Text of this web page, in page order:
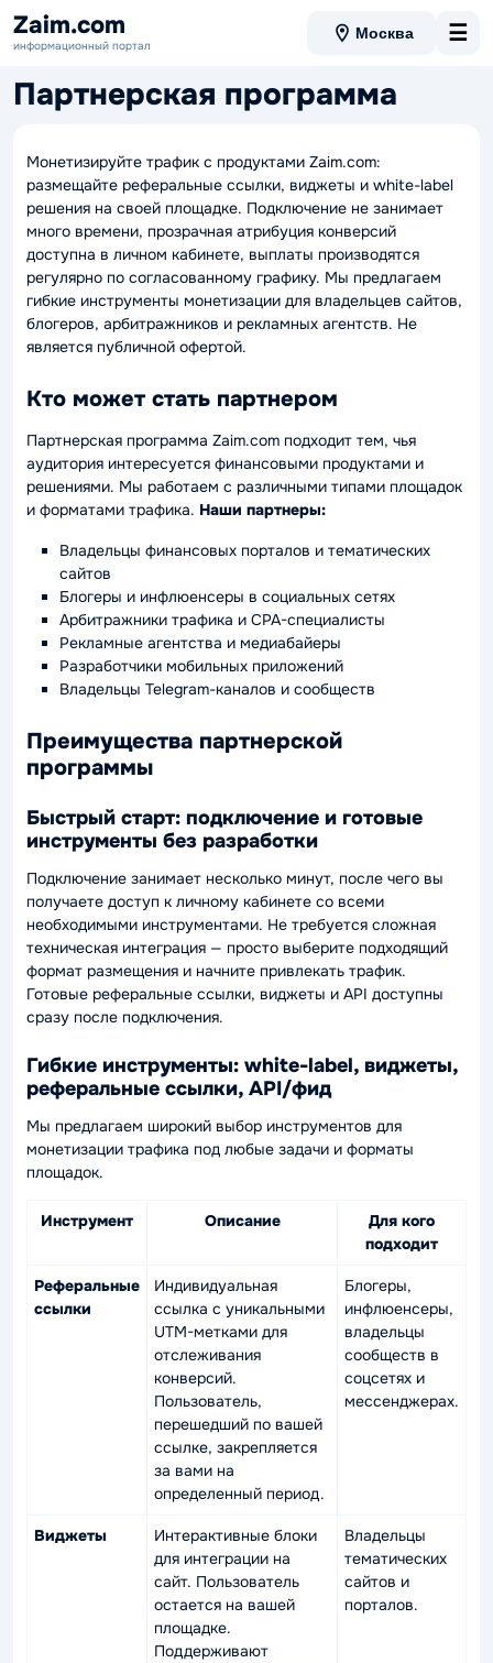
Zaim.com
информационный портал
Москва ☰
Партнерская программа
Монетизируйте трафик с продуктами Zaim.com:
размещайте реферальные ссылки, виджеты и white-label
решения на своей площадке. Подключение не занимает
много времени, прозрачная атрибуция конверсий
доступна в личном кабинете, выплаты производятся
регулярно по согласованному графику. Мы предлагаем
гибкие инструменты монетизации для владельцев сайтов,
блогеров, арбитражников и рекламных агентств. Не
является публичной офертой.
Кто может стать партнером
Партнерская программа Zaim.com подходит тем, чья
аудитория интересуется финансовыми продуктами и
решениями. Мы работаем с различными типами площадок
и форматами трафика. Наши партнеры:
Владельцы финансовых порталов и тематических
сайтов
Блогеры и инфлюенсеры в социальных сетях
Арбитражники трафика и CPA-специалисты
Рекламные агентства и медиабайеры
Разработчики мобильных приложений
Владельцы Telegram-каналов и сообществ
Преимущества партнерской
программы
Быстрый старт: подключение и готовые
инструменты без разработки
Подключение занимает несколько минут, после чего вы
получаете доступ к личному кабинете со всеми
необходимыми инструментами. Не требуется сложная
техническая интеграция — просто выберите подходящий
формат размещения и начните привлекать трафик.
Готовые реферальные ссылки, виджеты и API доступны
сразу после подключения.
Гибкие инструменты: white-label, виджеты,
реферальные ссылки, API/фид
Мы предлагаем широкий выбор инструментов для
монетизации трафика под любые задачи и форматы
площадок.
Инструмент Описание
Для кого
подходит
Реферальные
ссылки
Индивидуальная
ссылка с уникальными
UTM-метками для
отслеживания
конверсий.
Пользователь,
перешедший по вашей
ссылке, закрепляется
за вами на
определенный период.
Блогеры,
инфлюенсеры,
владельцы
сообществ в
соцсетях и
мессенджерах.
Виджеты
Интерактивные блоки
для интеграции на
сайт. Пользователь
остается на вашей
площадке.
Поддерживают
Владельцы
тематических
сайтов и
порталов.